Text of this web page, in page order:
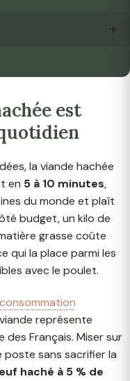
est
la viande hachée
en 5 à 10 minutes,
du monde et plaît
budget, un kilo de
grasse coûte
qui la place parmi les
avec le poulet.
consommation
représente
Français. Miser sur
poste sans sacrifier la
haché à 5 % de